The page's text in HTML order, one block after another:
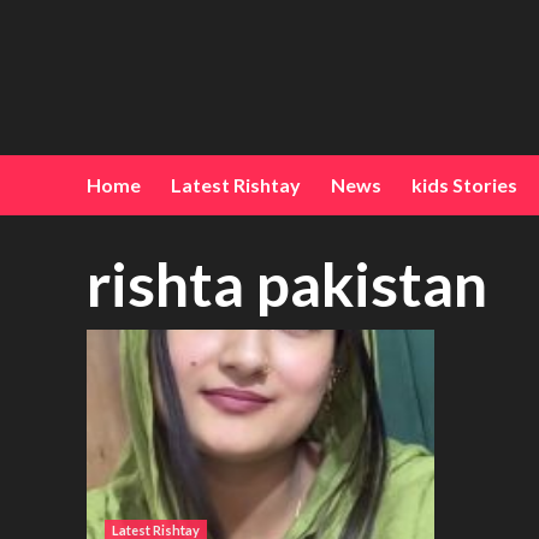
Home Latest Rishtay News kids Stories
rishta pakistan
Latest Rishtay